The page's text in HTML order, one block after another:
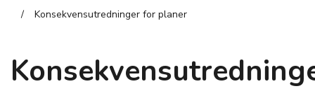
Konsekvensutredninger for planer